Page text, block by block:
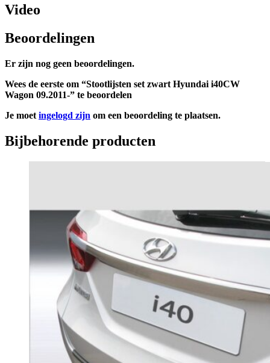
Video
Beoordelingen
Er zijn nog geen beoordelingen.
Wees de eerste om “Stootlijsten set zwart Hyundai i40CW
Wagon 09.2011-” te beoordelen
Je moet ingelogd zijn om een beoordeling te plaatsen.
Bijbehorende producten